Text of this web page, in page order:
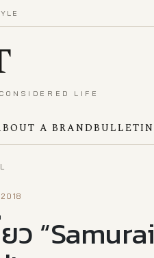
LIFE
A BRANDBULLETIN
ว “Samurai